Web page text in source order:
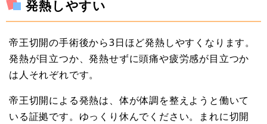
発熱しやすい
帝王切開の手術後から3日ほど発熱しやすくなります。
発熱が目立つか、発熱せずに頭痛や疲労感が目立つか
は人それぞれです。
帝王切開による発熱は、体が体調を整えようと働いて
いる証拠です。ゆっくり休んでください。まれに切開